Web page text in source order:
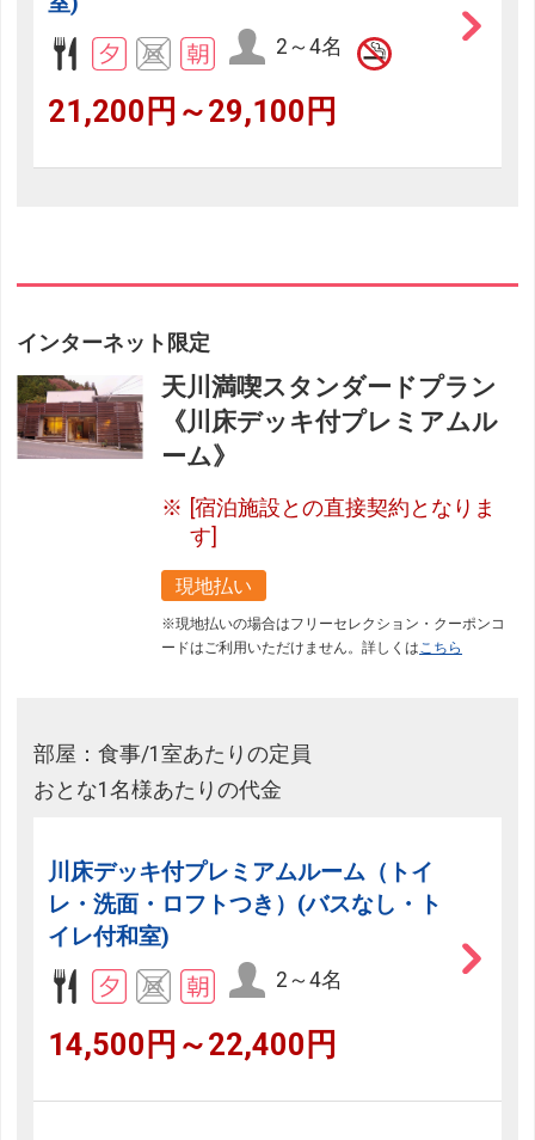
2～4名
21,200円～29,100円
インターネット限定
天川満喫スタンダードプラン
《川床デッキ付プレミアムル
ーム》
[宿泊施設との直接契約となりま
す]
現地払い
※現地払いの場合はフリーセレクション・クーポンコ
ードはご利用いただけません。詳しくはこちら
部屋：食事/1室あたりの定員
おとな1名様あたりの代金
川床デッキ付プレミアムルーム（トイ
レ・洗面・ロフトつき）(バスなし・ト
イレ付和室)
2～4名
14,500円～22,400円
フリーセレクション・クーポンコードをご利用いただけな
い商品
せん。
閉じる